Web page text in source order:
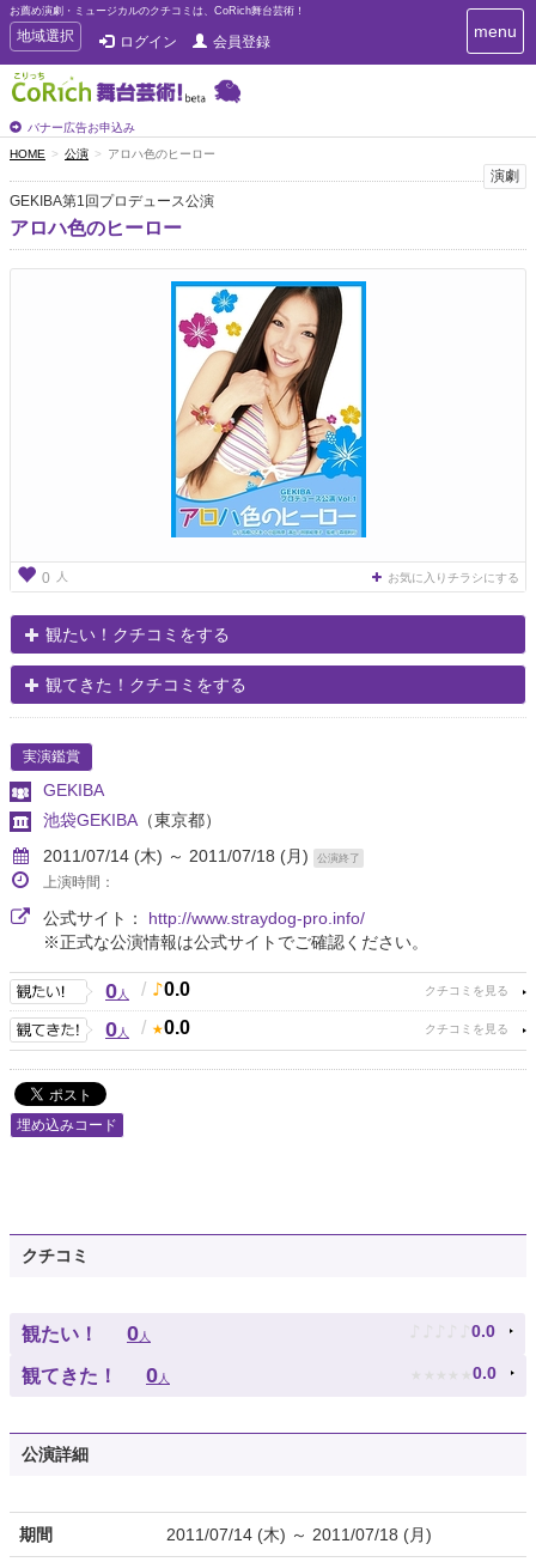
お薦め演劇・ミュージカルのクチコミは、CoRich舞台芸術！
T
o
g
g
e
n
a
v
i
g
地域選択 ログイン 会員登録
バナー広告お申込み
T
o
i
g
menu
HOME 公演 アロハ色のヒーロー
演劇
GEKIBA第1回プロデュース公演
アロハ色のヒーロー
0 人 お気に入りチラシにする
観たい！クチコミをする
観てきた！クチコミをする
実演鑑賞
GEKIBA
池袋GEKIBA （東京都）
2011/07/14 (木) ～ 2011/07/18 (月)
公演終了
上演時間：
公式サイト： http://www.straydog-pro.info/
※正式な公演情報は公式サイトでご確認ください。
0人 / 0.0
0人 / 0.0
埋め込みコード
クチコミ
観たい！ 0人 ♪ ♪ ♪ ♪ ♪ 0.0
観てきた！ 0人 ★ ★ ★ ★ ★ 0.0
公演詳細
期間 2011/07/14 (木) ～ 2011/07/18 (月)